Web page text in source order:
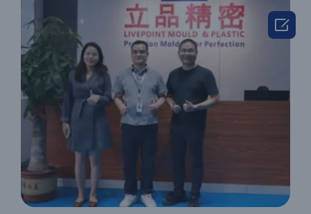
